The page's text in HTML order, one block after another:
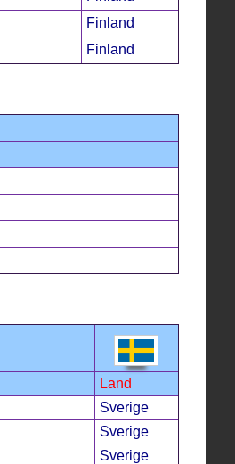
Finland
Finland
Land
Sverige
Sverige
Sverige